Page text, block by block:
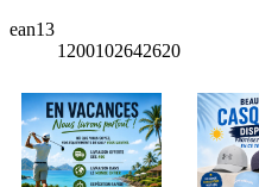
ean13
1200102642620